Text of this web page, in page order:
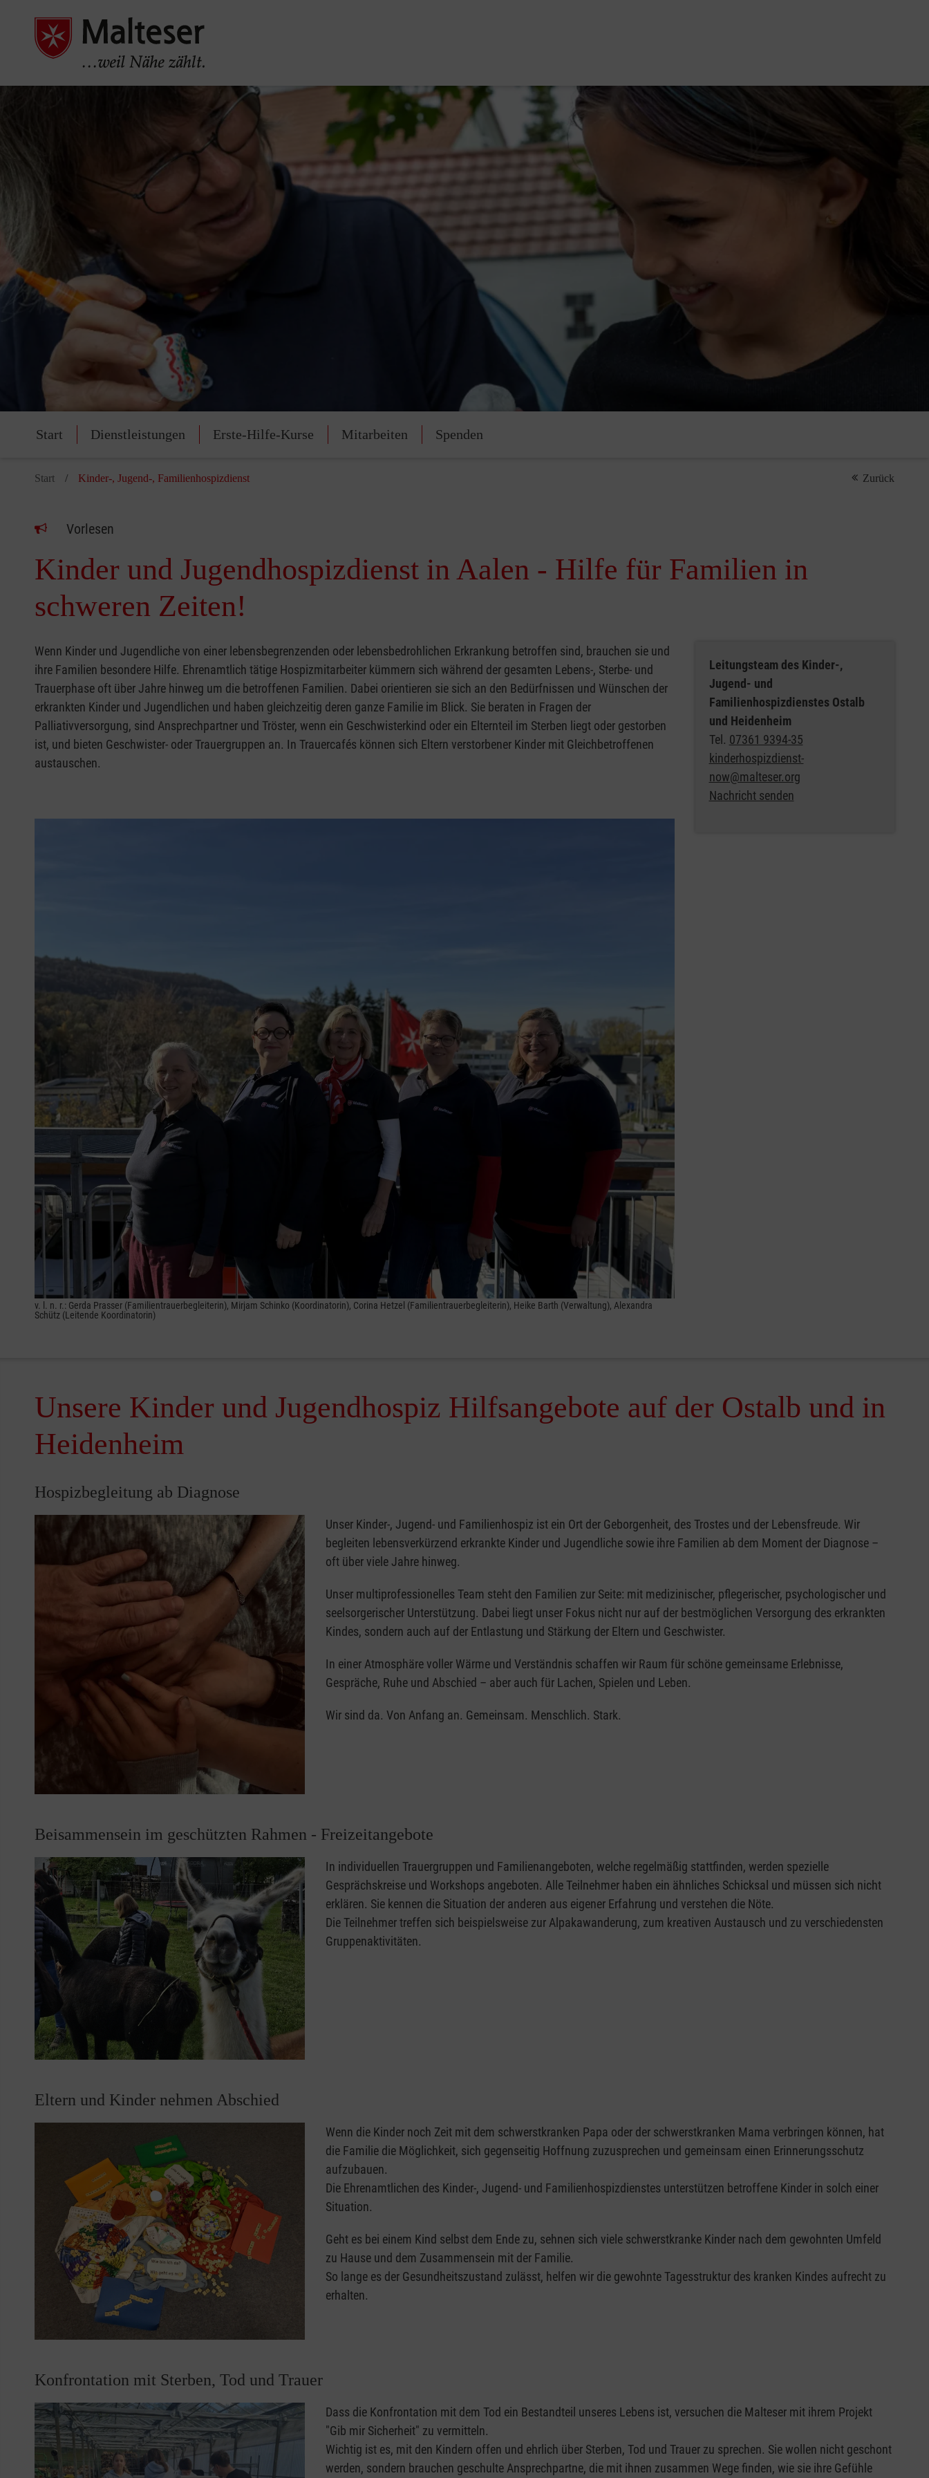
Start Dienstleistungen Erste-Hilfe-Kurse Mitarbeiten Spenden
Start Kinder-, Jugend-, Familienhospizdienst Zurück
Vorlesen
Kinder und Jugendhospizdienst in Aalen - Hilfe für Familien in
schweren Zeiten!
Wenn Kinder und Jugendliche von einer lebensbegrenzenden oder lebensbedrohlichen Erkrankung betroffen sind, brauchen sie und
ihre Familien besondere Hilfe. Ehrenamtlich tätige Hospizmitarbeiter kümmern sich während der gesamten Lebens-, Sterbe- und
Trauerphase oft über Jahre hinweg um die betroffenen Familien. Dabei orientieren sie sich an den Bedürfnissen und Wünschen der
erkrankten Kinder und Jugendlichen und haben gleichzeitig deren ganze Familie im Blick. Sie beraten in Fragen der
Palliativversorgung, sind Ansprechpartner und Tröster, wenn ein Geschwisterkind oder ein Elternteil im Sterben liegt oder gestorben
ist, und bieten Geschwister- oder Trauergruppen an. In Trauercafés können sich Eltern verstorbener Kinder mit Gleichbetroffenen
austauschen.
v. l. n. r.: Gerda Prasser (Familientrauerbegleiterin), Mirjam Schinko (Koordinatorin), Corina Hetzel (Familientrauerbegleiterin), Heike Barth (Verwaltung), Alexandra
Schütz (Leitende Koordinatorin)
Leitungsteam des Kinder-,
Jugend- und
Familienhospizdienstes Ostalb
und Heidenheim
Tel. 07361 9394-35
kinderhospizdienst-
now@malteser.org
Nachricht senden
Unsere Kinder und Jugendhospiz Hilfsangebote auf der Ostalb und in
Heidenheim
Hospizbegleitung ab Diagnose
Unser Kinder-, Jugend- und Familienhospiz ist ein Ort der Geborgenheit, des Trostes und der Lebensfreude. Wir
begleiten lebensverkürzend erkrankte Kinder und Jugendliche sowie ihre Familien ab dem Moment der Diagnose –
oft über viele Jahre hinweg.
Unser multiprofessionelles Team steht den Familien zur Seite: mit medizinischer, pflegerischer, psychologischer und
seelsorgerischer Unterstützung. Dabei liegt unser Fokus nicht nur auf der bestmöglichen Versorgung des erkrankten
Kindes, sondern auch auf der Entlastung und Stärkung der Eltern und Geschwister.
In einer Atmosphäre voller Wärme und Verständnis schaffen wir Raum für schöne gemeinsame Erlebnisse,
Gespräche, Ruhe und Abschied – aber auch für Lachen, Spielen und Leben.
Wir sind da. Von Anfang an. Gemeinsam. Menschlich. Stark.
Beisammensein im geschützten Rahmen - Freizeitangebote
In individuellen Trauergruppen und Familienangeboten, welche regelmäßig stattfinden, werden spezielle
Gesprächskreise und Workshops angeboten. Alle Teilnehmer haben ein ähnliches Schicksal und müssen sich nicht
erklären. Sie kennen die Situation der anderen aus eigener Erfahrung und verstehen die Nöte.
Die Teilnehmer treffen sich beispielsweise zur Alpakawanderung, zum kreativen Austausch und zu verschiedensten
Gruppenaktivitäten.
Eltern und Kinder nehmen Abschied
Wenn die Kinder noch Zeit mit dem schwerstkranken Papa oder der schwerstkranken Mama verbringen können, hat
die Familie die Möglichkeit, sich gegenseitig Hoffnung zuzusprechen und gemeinsam einen Erinnerungsschutz
aufzubauen.
Die Ehrenamtlichen des Kinder-, Jugend- und Familienhospizdienstes unterstützen betroffene Kinder in solch einer
Situation.
Geht es bei einem Kind selbst dem Ende zu, sehnen sich viele schwerstkranke Kinder nach dem gewohnten Umfeld
zu Hause und dem Zusammensein mit der Familie.
So lange es der Gesundheitszustand zulässt, helfen wir die gewohnte Tagesstruktur des kranken Kindes aufrecht zu
erhalten.
Konfrontation mit Sterben, Tod und Trauer
Dass die Konfrontation mit dem Tod ein Bestandteil unseres Lebens ist, versuchen die Malteser mit ihrem Projekt
"Gib mir Sicherheit" zu vermitteln.
Wichtig ist es, mit den Kindern offen und ehrlich über Sterben, Tod und Trauer zu sprechen. Sie wollen nicht geschont
werden, sondern brauchen geschulte Ansprechpartne, die mit ihnen zusammen Wege finden, wie sie ihre Gefühle